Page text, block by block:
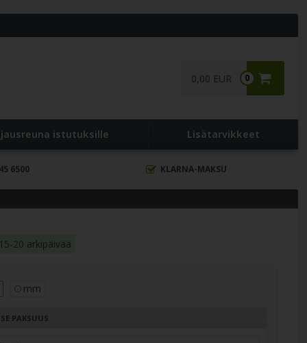
0
0,00 EUR
istutuksille Lisätarvikkeet
6500 KLARNA-MAKSU
20 arkipäivää
mm
PAKSUUS